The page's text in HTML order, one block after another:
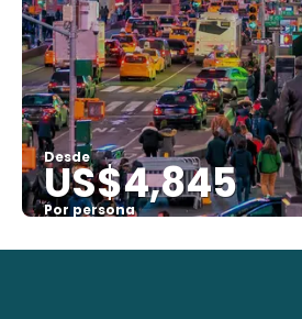
Desde
US$4,845
Por persona